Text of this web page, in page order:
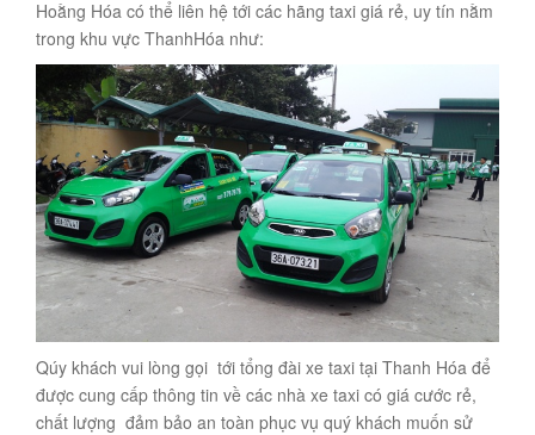
Hoằng Hóa có thể liên hệ tới các hãng taxi giá rẻ, uy tín nằm
trong khu vực ThanhHóa như:
Qúy khách vui lòng gọi tới tổng đài xe taxi tại Thanh Hóa để
được cung cấp thông tin về các nhà xe taxi có giá cước rẻ,
chất lượng đảm bảo an toàn phục vụ quý khách muốn sử